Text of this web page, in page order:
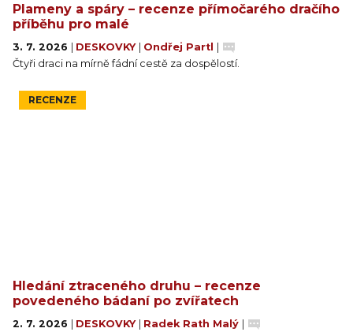
Plameny a spáry – recenze přímočarého dračího
příběhu pro malé
3. 7. 2026 | DESKOVKY | Ondřej Partl |
Čtyři draci na mírně fádní cestě za dospělostí.
RECENZE
Hledání ztraceného druhu – recenze
povedeného bádaní po zvířatech
2. 7. 2026 | DESKOVKY | Radek Rath Malý |